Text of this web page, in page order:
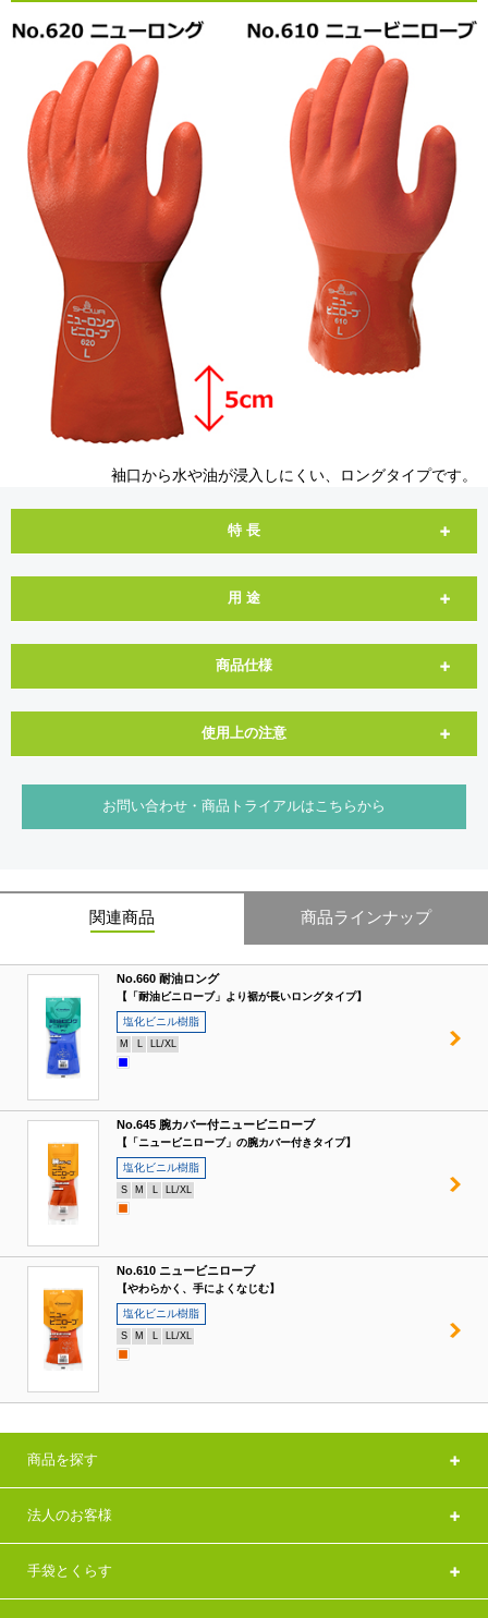
袖口から水や油が浸入しにくい、ロングタイプです。
特 長
用 途
商品仕様
使用上の注意
お問い合わせ・商品トライアルはこちらから
関連商品 商品ラインナップ
No.660 耐油ロング
【「耐油ビニローブ」より裾が長いロングタイプ】
塩化ビニル樹脂
M LL/XL
No.645 腕カバー付ニュービニローブ
【「ニュービニローブ」の腕カバー付きタイプ】
塩化ビニル樹脂
S M LL/XL
No.610 ニュービニローブ
【やわらかく、手によくなじむ】
塩化ビニル樹脂
S M LL/XL
商品を探す
法人のお客様
手袋とくらす